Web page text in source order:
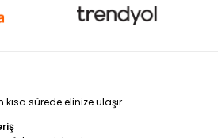
kısa sürede elinize ulaşır.